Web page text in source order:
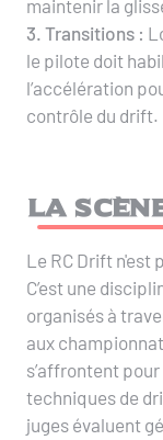
maintenir la
3. Transitions :
le pilote doit
l’accélération
contrôle du drift.
La
Le RC Drift n'est
C’est une
organisés à
aux
s’affrontent
techniques de
juges évaluent